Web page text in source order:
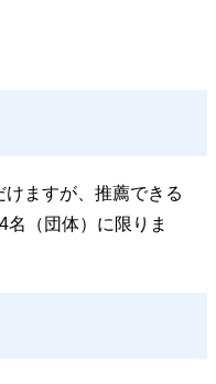
ますが、推薦できる
（団体）に限りま